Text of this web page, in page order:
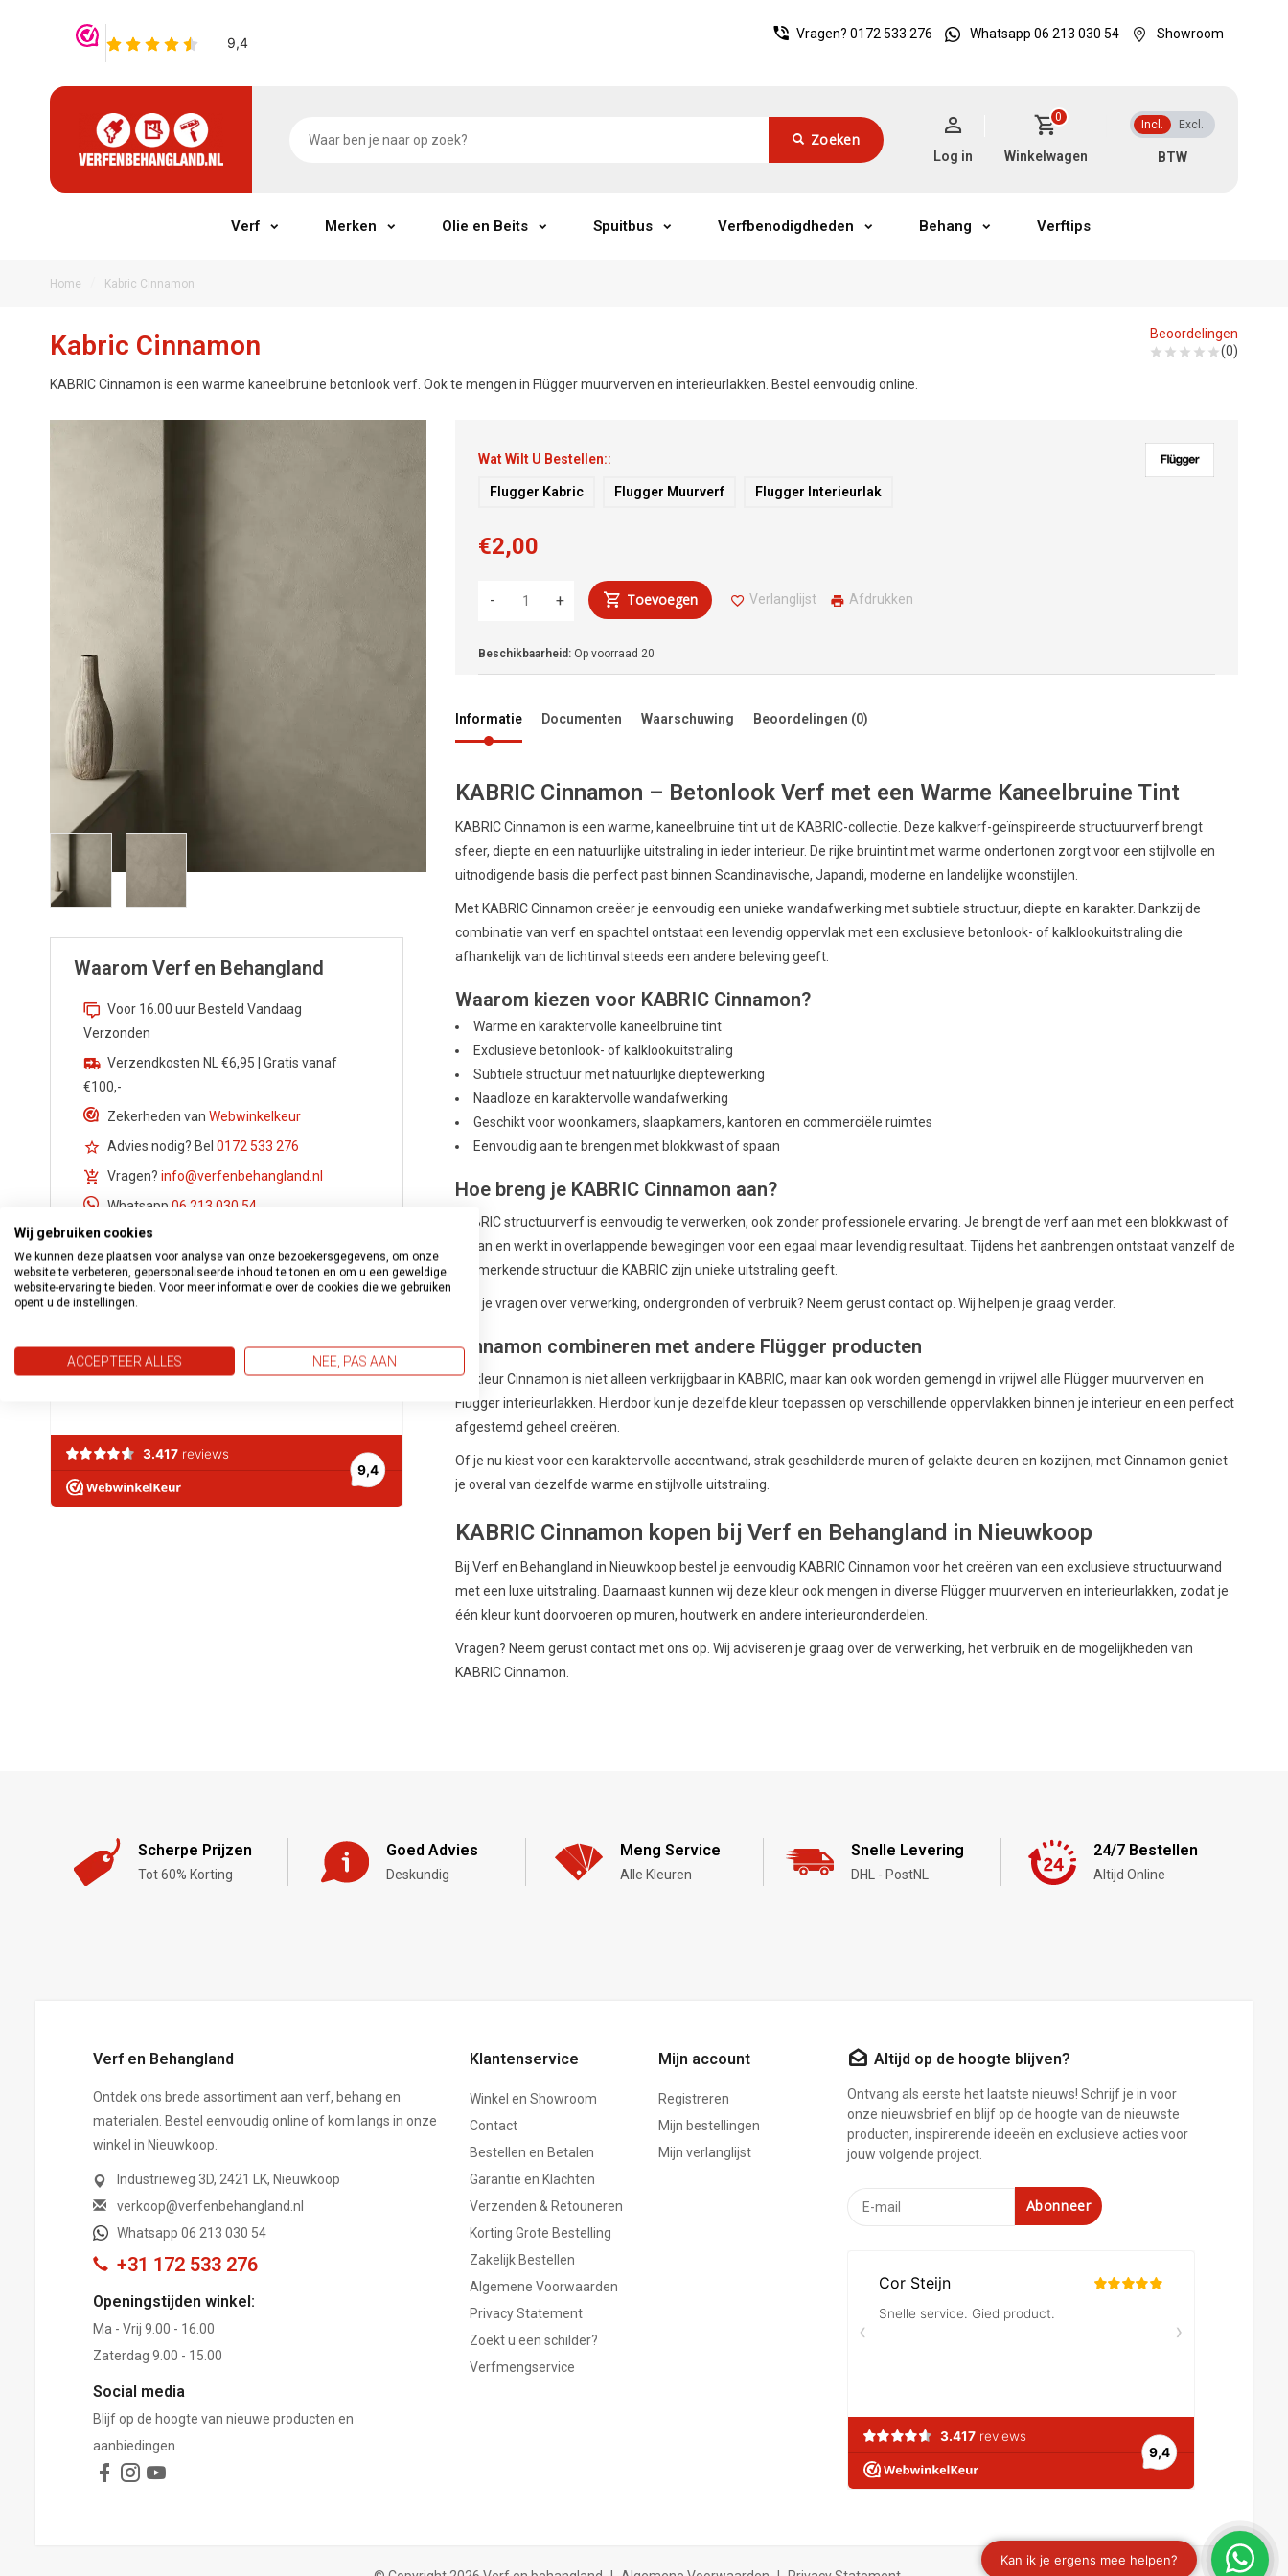
Vragen? 0172 533 276 Whatsapp 06 213 030 54 Showroom
Zoeken
Incl. Excl.
0
Winkelwagen
Log in
Verf Merken Olie en Beits Spuitbus Verfbenodigdheden Behang Verftips
Home Kabric Cinnamon
Kabric Cinnamon
KABRIC Cinnamon is een warme kaneelbruine betonlook verf. Ook te mengen in Flügger muurverven en interieurlakken. Bestel eenvoudig online.
Beoordelingen
(0)
Waarom Verf en Behangland
Voor 16.00 uur Besteld Vandaag
Verzonden
Verzendkosten NL €6,95 | Gratis vanaf
€100,-
Zekerheden van Webwinkelkeur
Advies nodig? Bel 0172 533 276
Vragen? info@verfenbehangland.nl
Whatsapp 06 213 030 54
Wat Wilt U Bestellen::
Flugger Kabric Flugger Muurverf Flugger Interieurlak
€2,00
+
- Toevoegen Verlanglijst Afdrukken
Beschikbaarheid: Op voorraad 20
Informatie Documenten Waarschuwing Beoordelingen (0)
KABRIC Cinnamon – Betonlook Verf met een Warme Kaneelbruine Tint
KABRIC Cinnamon is een warme, kaneelbruine tint uit de KABRIC-collectie. Deze kalkverf-geïnspireerde structuurverf brengt
sfeer, diepte en een natuurlijke uitstraling in ieder interieur. De rijke bruintint met warme ondertonen zorgt voor een stijlvolle en
uitnodigende basis die perfect past binnen Scandinavische, Japandi, moderne en landelijke woonstijlen.
Met KABRIC Cinnamon creëer je eenvoudig een unieke wandafwerking met subtiele structuur, diepte en karakter. Dankzij de
combinatie van verf en spachtel ontstaat een levendig oppervlak met een exclusieve betonlook- of kalklookuitstraling die
afhankelijk van de lichtinval steeds een andere beleving geeft.
Waarom kiezen voor KABRIC Cinnamon?
Warme en karaktervolle kaneelbruine tint
Exclusieve betonlook- of kalklookuitstraling
Subtiele structuur met natuurlijke dieptewerking
Naadloze en karaktervolle wandafwerking
Geschikt voor woonkamers, slaapkamers, kantoren en commerciële ruimtes
Eenvoudig aan te brengen met blokkwast of spaan
Hoe breng je KABRIC Cinnamon aan?
KABRIC structuurverf is eenvoudig te verwerken, ook zonder professionele ervaring. Je brengt de verf aan met een blokkwast of
spaan en werkt in overlappende bewegingen voor een egaal maar levendig resultaat. Tijdens het aanbrengen ontstaat vanzelf de
kenmerkende structuur die KABRIC zijn unieke uitstraling geeft.
Heb je vragen over verwerking, ondergronden of verbruik? Neem gerust contact op. Wij helpen je graag verder.
Cinnamon combineren met andere Flügger producten
De kleur Cinnamon is niet alleen verkrijgbaar in KABRIC, maar kan ook worden gemengd in vrijwel alle Flügger muurverven en
Flügger interieurlakken. Hierdoor kun je dezelfde kleur toepassen op verschillende oppervlakken binnen je interieur en een perfect
afgestemd geheel creëren.
Of je nu kiest voor een karaktervolle accentwand, strak geschilderde muren of gelakte deuren en kozijnen, met Cinnamon geniet
je overal van dezelfde warme en stijlvolle uitstraling.
KABRIC Cinnamon kopen bij Verf en Behangland in Nieuwkoop
Bij Verf en Behangland in Nieuwkoop bestel je eenvoudig KABRIC Cinnamon voor het creëren van een exclusieve structuurwand
met een luxe uitstraling. Daarnaast kunnen wij deze kleur ook mengen in diverse Flügger muurverven en interieurlakken, zodat je
één kleur kunt doorvoeren op muren, houtwerk en andere interieuronderdelen.
Vragen? Neem gerust contact met ons op. Wij adviseren je graag over de verwerking, het verbruik en de mogelijkheden van
KABRIC Cinnamon.
Scherpe Prijzen
Tot 60% Korting
Goed Advies
Deskundig
Meng Service
Alle Kleuren
Snelle Levering
DHL - PostNL
24/7 Bestellen
Altijd Online
Verf en Behangland
Ontdek ons brede assortiment aan verf, behang en
materialen. Bestel eenvoudig online of kom langs in onze
winkel in Nieuwkoop.
Industrieweg 3D, 2421 LK, Nieuwkoop
verkoop@verfenbehangland.nl
Whatsapp 06 213 030 54
+31 172 533 276
Openingstijden winkel:
Ma - Vrij 9.00 - 16.00
Zaterdag 9.00 - 15.00
Social media
Blijf op de hoogte van nieuwe producten en
aanbiedingen.
Klantenservice
Winkel en Showroom
Contact
Bestellen en Betalen
Garantie en Klachten
Verzenden & Retouneren
Korting Grote Bestelling
Zakelijk Bestellen
Algemene Voorwaarden
Privacy Statement
Zoekt u een schilder?
Verfmengservice
Mijn account
Registreren
Mijn bestellingen
Mijn verlanglijst
Altijd op de hoogte blijven?
Ontvang als eerste het laatste nieuws! Schrijf je in voor
onze nieuwsbrief en blijf op de hoogte van de nieuwste
producten, inspirerende ideeën en exclusieve acties voor
jouw volgende project.
Abonneer
Wij gebruiken cookies
We kunnen deze plaatsen voor analyse van onze bezoekersgegevens, om onze
website te verbeteren, gepersonaliseerde inhoud te tonen en om u een geweldige
website-ervaring te bieden. Voor meer informatie over de cookies die we gebruiken
opent u de instellingen.
ACCEPTEER ALLES NEE, PAS AAN